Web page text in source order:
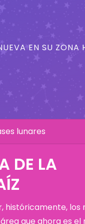
EN SU ZONA
lunares
DE LA
históricamente, los
que ahora es el